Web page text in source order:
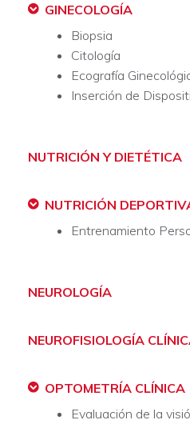
GINECOLOGÍA
Biopsia
Citología
Ecografía
Inserción de
NUTRICIÓN Y DIETÉTICA
NUTRICIÓN
Entrenamiento
NEUROLOGÍA
NEUROFISIOLOGÍA
OPTOMETRÍA CLÍNICA
Evaluación de la